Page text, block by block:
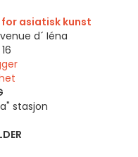
asiatisk kunst
d´ Iéna
stasjon